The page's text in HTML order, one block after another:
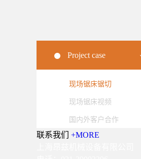
Project case
现场锯床锯切
现场锯床视频
国内外客户合作
联系我们
+MORE